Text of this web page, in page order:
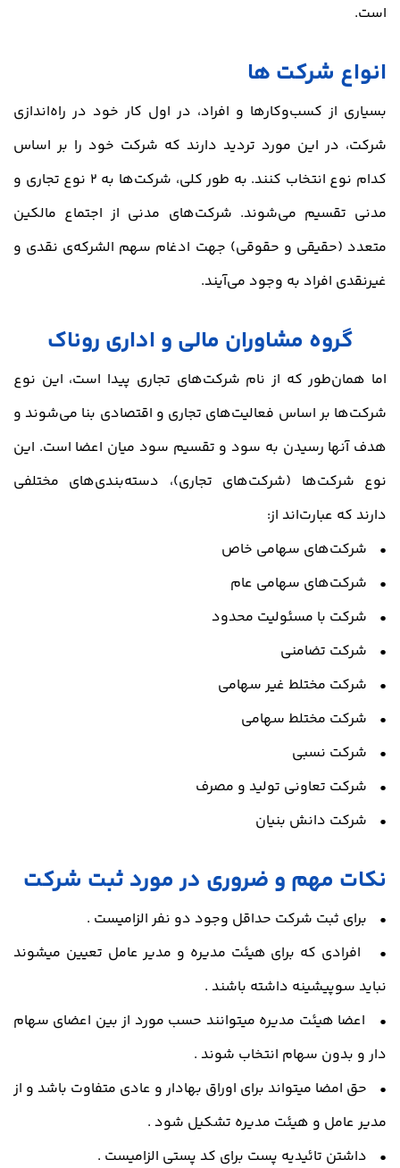
است.
انواع شرکت ها
بسیاری از کسب‌وکارها و افراد، در اول کار خود در راه‌اندازی
شرکت، در این مورد تردید دارند که شرکت خود را بر اساس
کدام نوع انتخاب کنند. به طور کلی، شرکت‌ها به 2 نوع تجاری و
مدنی تقسیم می‌شوند. شرکت‌های مدنی از اجتماع مالکین
متعدد (حقیقی و حقوقی) جهت ادغام سهم الشرکه‌ی نقدی و
غیرنقدی افراد به وجود می‌آیند.
گروه مشاوران مالی و اداری روناک
اما همان‌طور که از نام شرکت‌های تجاری پیدا است، این نوع
شرکت‌ها بر اساس فعالیت‌های تجاری و اقتصادی بنا می‌شوند و
هدف آنها رسیدن به سود و تقسیم سود میان اعضا است. این
نوع شرکت‌ها (شرکت‌های تجاری)، دسته‌بندی‌های مختلفی
دارند که عبارت‌اند از:
• شرکت‌های سهامی خاص
• شرکت‌های سهامی عام
• شرکت با مسئولیت محدود
• شرکت تضامنی
• شرکت مختلط غیر سهامی
• شرکت مختلط سهامی
• شرکت نسبی
• شرکت تعاونی تولید و مصرف
• شرکت دانش بنیان
نکات مهم و ضروری در مورد ثبت شرکت
• برای ثبت شرکت حداقل وجود دو نفر الزامیست .
• افرادی که برای هیئت مدیره و مدیر عامل تعیین میشوند
نباید سوپیشینه داشته باشند .
• اعضا هیئت مدیره میتوانند حسب مورد از بین اعضای سهام
دار و بدون سهام انتخاب شوند .
• حق امضا میتواند برای اوراق بهادار و عادی متفاوت باشد و از
مدیر عامل و هیئت مدیره تشکیل شود .
• داشتن تائیدیه پست برای کد پستی الزامیست .